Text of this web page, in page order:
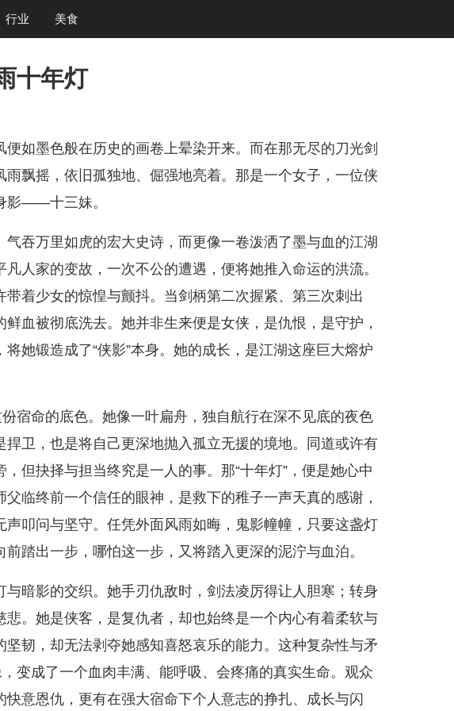
行业 美食
十年灯
如墨色般在历史的画卷上晕染开来。而在那无尽的刀光剑
飘摇，依旧孤独地、倔强地亮着。那是一个女子，一位侠
影——十三妹。
吞万里如虎的宏大史诗，而更像一卷泼洒了墨与血的江湖
人家的变故，一次不公的遭遇，便将她推入命运的洪流。
着少女的惊惶与颤抖。当剑柄第二次握紧、第三次刺出
血被彻底洗去。她并非生来便是女侠，是仇恨，是守护，
她锻造成了“侠影”本身。她的成长，是江湖这座巨大熔炉
宿命的底色。她像一叶扁舟，独自航行在深不见底的夜色
卫，也是将自己更深地抛入孤立无援的境地。同道或许有
但抉择与担当终究是一人的事。那“十年灯”，便是她心中
临终前一个信任的眼神，是救下的稚子一声天真的感谢，
叩问与坚守。任凭外面风雨如晦，鬼影幢幢，只要这盏灯
踏出一步，哪怕这一步，又将踏入更深的泥泞与血泊。
暗影的交织。她手刃仇敌时，剑法凌厉得让人胆寒；转身
。她是侠客，是复仇者，却也始终是一个内心有着柔软与
韧，却无法剥夺她感知喜怒哀乐的能力。这种复杂性与矛
变成了一个血肉丰满、能呼吸、会疼痛的真实生命。观众
意恩仇，更有在强大宿命下个人意志的挣扎、成长与闪